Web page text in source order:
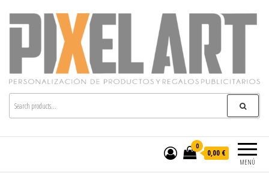
Pixelart
Especialistas en textil publicitario y regalos
personalizados en móstoles
MENÚ
0
0,00 €